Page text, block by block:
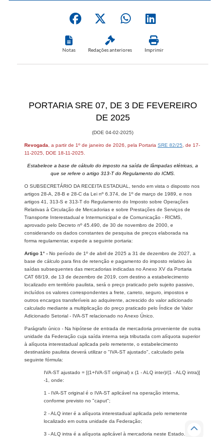
Notas Redações anteriores Imprimir
​​​​PORT​ARIA SRE 07, DE 3​​​​ DE FEVEREIRO
DE 2025
(DOE 04-02-​​​2025)​​
​​Revogada , a partir de ​1º de janeiro de 2026, pela Portaria ​​ SRE 82/25 ​, de 17-
11-2025, DOE 18-11-2025.​​
Estabelece a base de cálculo do imp​osto na saída de lâmpadas elétricas, a
que se refere o artigo 313-T do Regulamento do ICMS.
O SUBSECRETÁRIO DA RECEITA ESTADUAL, tendo em vista o disposto nos
artigos 28-A, 28-B e 28-C da Lei nº 6.374, de 1º de março de 1989, e nos
artigos 41, 313-S e 313-T do Regulamento do Imposto sobre Operações
Relativas à Circulação de Mercadorias e sobre Prestações de Serviços de
Transporte Interestadual e Intermunicipal e de Comunicação - RICMS,
aprovado pelo Decreto nº 45.490, de 30 de novembro de 2000, e
considerando os dados constantes de pesquisa de preços elaborada na
forma regulamentar, expede a seguinte portaria:
Artigo 1° - No período de 1º de abril de 2025 a 31 de dezembro de 2027, a
base de cálculo para fins de retenção e pagamento do imposto relativo às
saídas subsequentes das mercadorias indicadas no Anexo XV da Portaria
CAT 68/19, de 13 de dezembro de 2019, com destino a estabelecimento
localizado em território paulista, será o preço praticado pelo sujeito passivo,
incluídos os valores correspondentes a frete, carreto, seguro, impostos e
outros encargos transferíveis ao adquirente, acrescido do valor adicionado
calculado mediante a multiplicação do preço praticado pelo Índice de Valor
Adicionado Setorial - IVA-ST relacionado no Anexo Único.
Parágrafo único - Na hipótese de entrada de mercadoria proveniente de outra
unidade da Federação cuja saída interna seja tributada com alíquota superior
à alíquota interestadual aplicada pelo remetente, o estabelecimento
destinatário paulista deverá utilizar o "IVA-ST ajustado", calculado pela
seguinte fórmula:
IVA-ST ajustado = [(1+IVA-ST original) x (1 - ALQ inter)/(1 - ALQ intra)]
-1, onde:
1 - IVA-ST original é o IVA-ST aplicável na operação interna,
conforme previsto no "caput";
2 - ALQ inter é a alíquota interestadual aplicada pelo remetente
localizado em outra unidade da Federação;
3 - ALQ intra é a alíquota aplicável à mercadoria neste Estado.